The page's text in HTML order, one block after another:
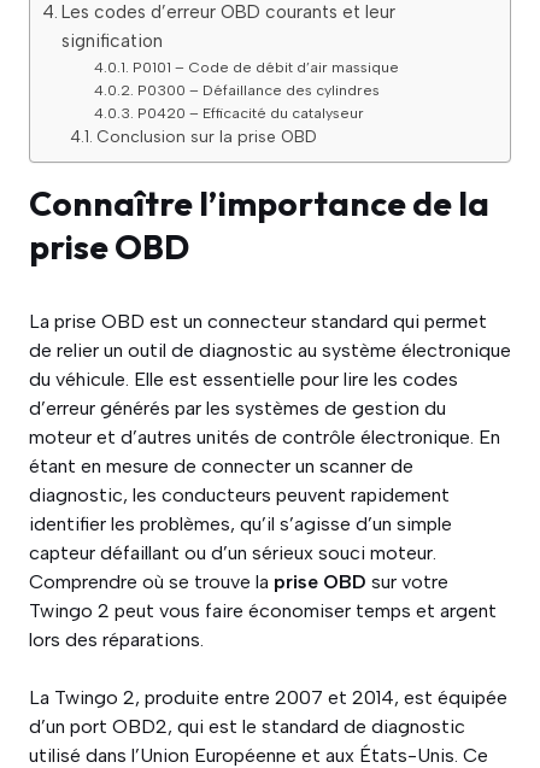
Les codes d’erreur OBD courants et leur
signification
P0101 – Code de débit d’air massique
P0300 – Défaillance des cylindres
P0420 – Efficacité du catalyseur
Conclusion sur la prise OBD
Connaître l’importance de la
prise OBD
La prise OBD est un connecteur standard qui permet
de relier un outil de diagnostic au système électronique
du véhicule. Elle est essentielle pour lire les codes
d’erreur générés par les systèmes de gestion du
moteur et d’autres unités de contrôle électronique. En
étant en mesure de connecter un scanner de
diagnostic, les conducteurs peuvent rapidement
identifier les problèmes, qu’il s’agisse d’un simple
capteur défaillant ou d’un sérieux souci moteur.
Comprendre où se trouve la prise OBD sur votre
Twingo 2 peut vous faire économiser temps et argent
lors des réparations.
La Twingo 2, produite entre 2007 et 2014, est équipée
d’un port OBD2, qui est le standard de diagnostic
utilisé dans l’Union Européenne et aux États-Unis. Ce